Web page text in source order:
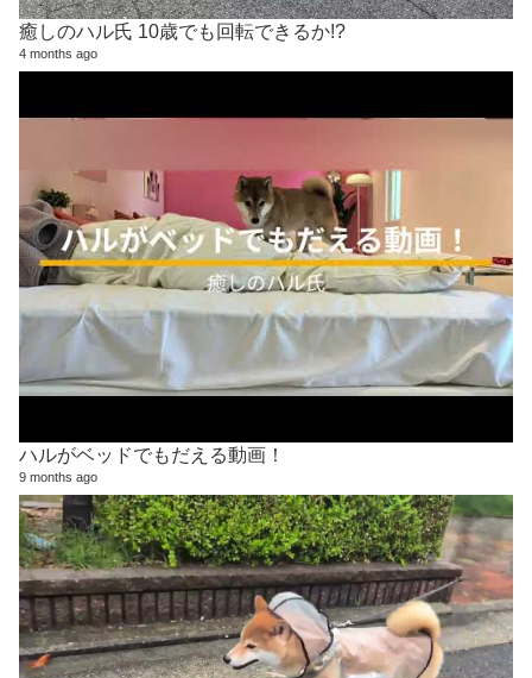
癒しのハル氏 10歳でも回転できるか!?
4 months ago
ハルがベッドでもだえる動画！
9 months ago